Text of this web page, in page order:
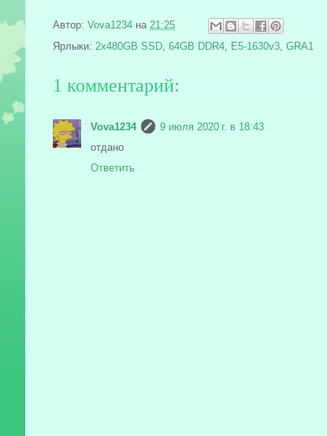
Автор: Vova1234 на 21:25
Ярлыки: 2x480GB SSD 64GB DDR4 E5-1630v3 GRA1
1 комментарий:
Vova1234
9 июля 2020 г. в 18:43
отдано
Ответить